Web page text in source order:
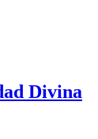
Divina